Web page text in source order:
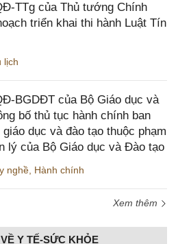
TTg của Thủ tướng Chính
triển khai thi hành Luật Tín
lịch
BGDĐT của Bộ Giáo dục và
bố thủ tục hành chính ban
dục và đào tạo thuộc phạm
lý của Bộ Giáo dục và Đào tạo
nghề Hành chính
Xem thêm
Y TẾ-SỨC KHỎE